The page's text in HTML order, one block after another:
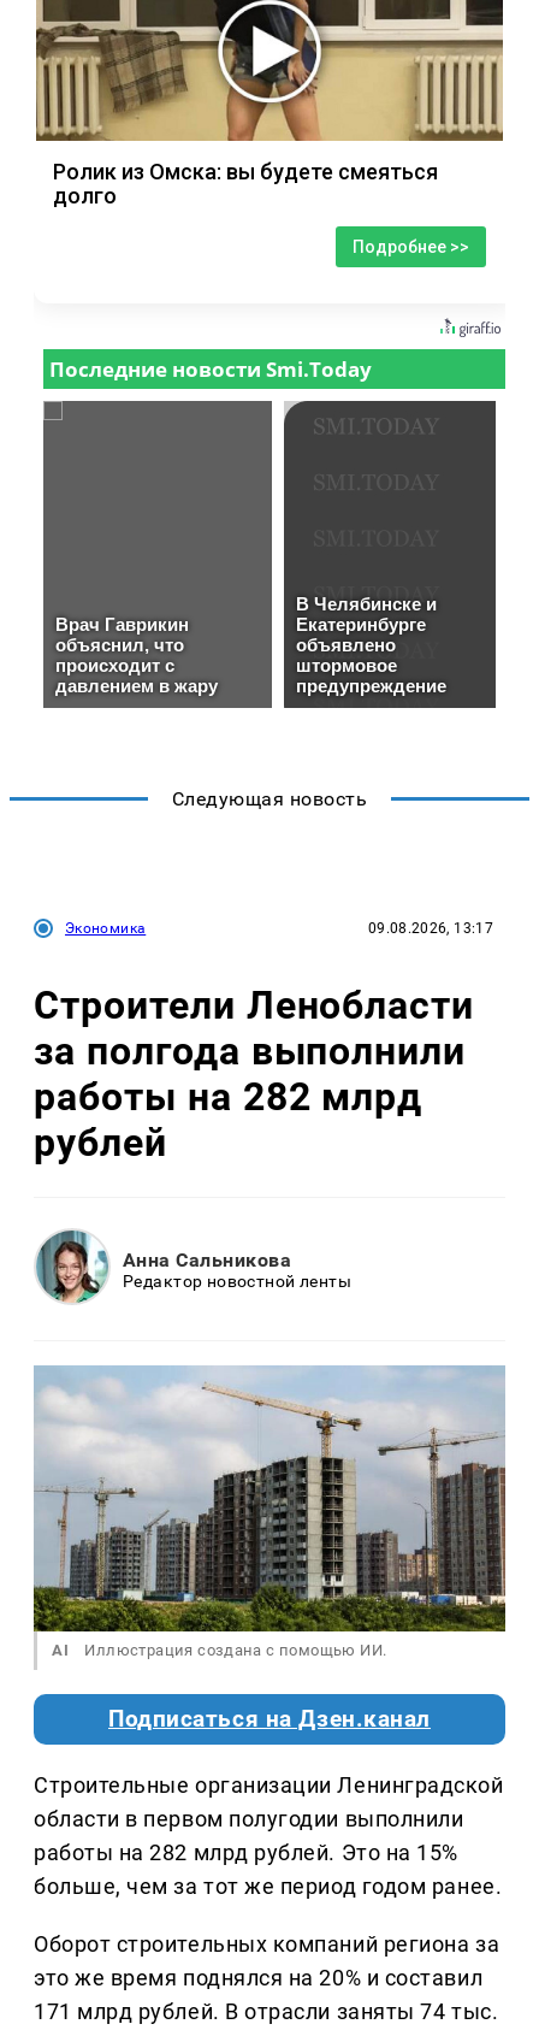
Ролик из Омска: вы будете смеяться
долго
Подробнее >>
Следующая новость
Экономика 09.08.2026, 13:17
Строители Ленобласти
за полгода выполнили
работы на 282 млрд
рублей
Анна Сальникова
Редактор новостной ленты
AI Иллюстрация создана с помощью ИИ.
Подписаться на Дзен.канал
Строительные организации Ленинградской
области в первом полугодии выполнили
работы на 282 млрд рублей. Это на 15%
больше, чем за тот же период годом ранее.
Оборот строительных компаний региона за
это же время поднялся на 20% и составил
171 млрд рублей. В отрасли заняты 74 тыс.